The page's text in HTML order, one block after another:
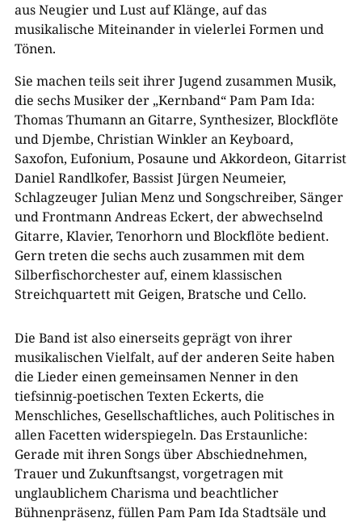
aus Neugier und Lust auf Klänge, auf das
musikalische Miteinander in vielerlei Formen und
Tönen.
Sie machen teils seit ihrer Jugend zusammen Musik,
die sechs Musiker der „Kernband“ Pam Pam Ida:
Thomas Thumann an Gitarre, Synthesizer, Blockflöte
und Djembe, Christian Winkler an Keyboard,
Saxofon, Eufonium, Posaune und Akkordeon, Gitarrist
Daniel Randlkofer, Bassist Jürgen Neumeier,
Schlagzeuger Julian Menz und Songschreiber, Sänger
und Frontmann Andreas Eckert, der abwechselnd
Gitarre, Klavier, Tenorhorn und Blockflöte bedient.
Gern treten die sechs auch zusammen mit dem
Silberfischorchester auf, einem klassischen
Streichquartett mit Geigen, Bratsche und Cello.
Die Band ist also einerseits geprägt von ihrer
musikalischen Vielfalt, auf der anderen Seite haben
die Lieder einen gemeinsamen Nenner in den
tiefsinnig-poetischen Texten Eckerts, die
Menschliches, Gesellschaftliches, auch Politisches in
allen Facetten widerspiegeln. Das Erstaunliche:
Gerade mit ihren Songs über Abschiednehmen,
Trauer und Zukunftsangst, vorgetragen mit
unglaublichem Charisma und beachtlicher
Bühnenpräsenz, füllen Pam Pam Ida Stadtsäle und